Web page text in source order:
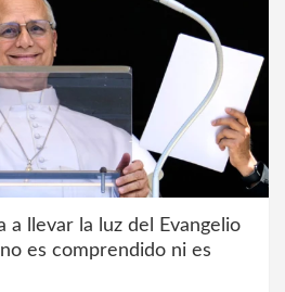
a llevar la luz del Evangelio
es comprendido ni es